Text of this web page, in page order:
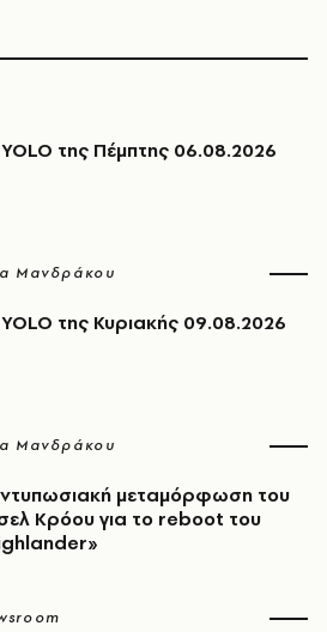
της Πέμπτης 06.08.2026
Μανδράκου
της Κυριακής 09.08.2026
Μανδράκου
μεταμόρφωση του
Κρόου για το reboot του